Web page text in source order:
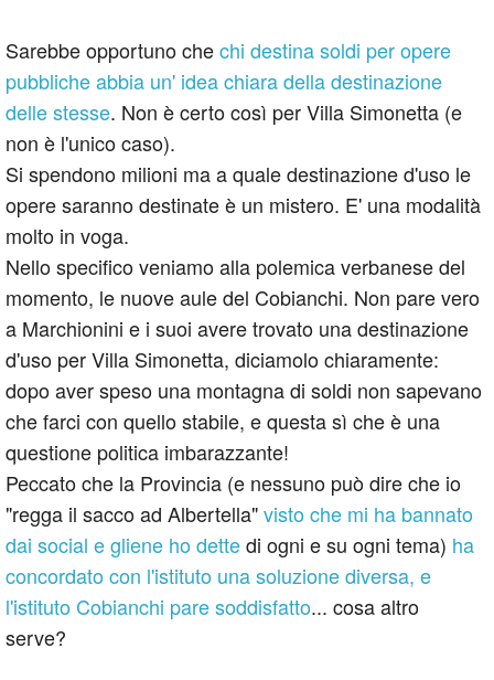
Sarebbe opportuno chechi destina soldi per opere
pubbliche abbia un' idea chiara della destinazione
delle stesse. Non è certo così per Villa Simonetta (e
non è l'unico caso).
Si spendono milioni ma a quale destinazione d'uso le
opere saranno destinate è un mistero. E' una modalità
molto in voga.
Nello specifico veniamo alla polemica verbanese del
momento, le nuove aule del Cobianchi. Non pare vero
a Marchionini e i suoi avere trovato una destinazione
d'uso per Villa Simonetta, diciamolo chiaramente:
dopo aver speso una montagna di soldi non sapevano
che farci con quello stabile, e questa sì che è una
questione politica imbarazzante!
Peccato che la Provincia (e nessuno può dire che io
"regga il sacco ad Albertella"visto che mi ha bannato
dai social e gliene ho dettedi ogni e su ogni tema) ha
concordato con l'istituto una soluzione diversa, e
l'istituto Cobianchi pare soddisfatto... cosa altro
serve?